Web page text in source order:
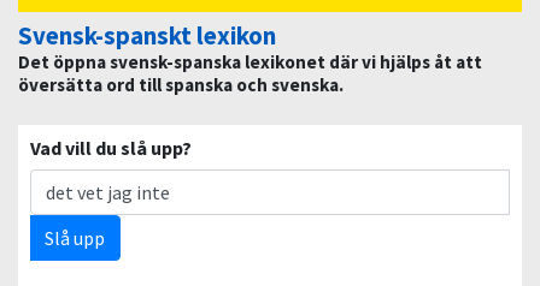
Svensk-spanskt lexikon
Det öppna svensk-spanska lexikonet där vi hjälps åt att
översätta ord till spanska och svenska.
Vad vill du slå upp?
Slå upp